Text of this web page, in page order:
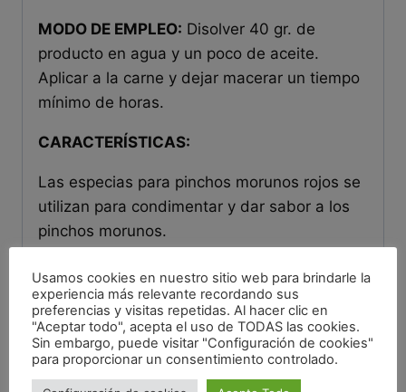
MODO DE EMPLEO: Disolver 40 gr. de
producto en agua y un poco de aceite.
Aplicar a la carne y dejar macerar un tiempo
mínimo de horas.
CARACTERÍSTICAS:
Las especias para pinchos morunos rojos se
utilizan para condimentar y dar sabor a los
pinchos morunos.
Información adicional
Origen España
Alérgenos
contiene soja y productos
a base de soja
Usamos cookies en nuestro sitio web para brindarle la
experiencia más relevante recordando sus
preferencias y visitas repetidas. Al hacer clic en
"Aceptar todo", acepta el uso de TODAS las cookies.
Sin embargo, puede visitar "Configuración de cookies"
para proporcionar un consentimiento controlado.